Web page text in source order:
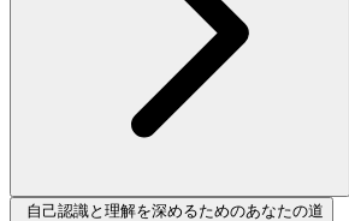
自己認識と理解を深めるためのあなたの道